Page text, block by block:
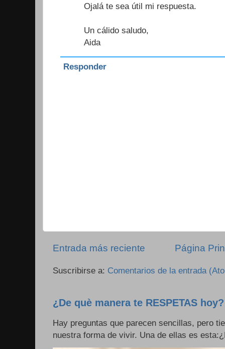
Ojalá te sea útil mi respuesta.
Un cálido saludo,
Aida
Responder
Entrada más reciente Página
Suscribirse a: Comentarios de la entrada
¿De què manera te RESPETAS hoy?
Hay preguntas que parecen sencillas, pero
nuestra forma de vivir. Una de ellas es